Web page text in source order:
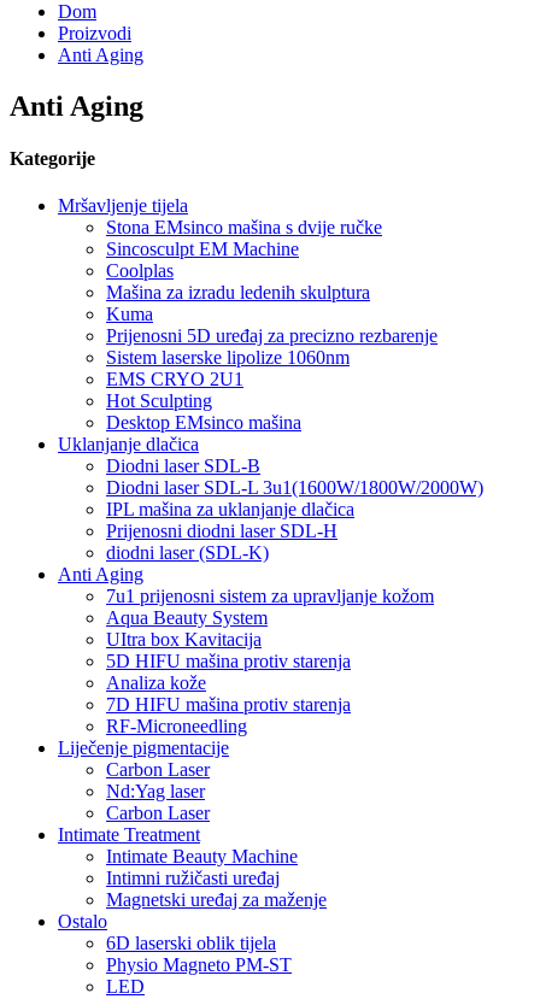
Dom
Proizvodi
Anti Aging
Anti Aging
Kategorije
Mršavljenje tijela
Stona EMsinco mašina s dvije ručke
Sincosculpt EM Machine
Coolplas
Mašina za izradu ledenih skulptura
Kuma
Prijenosni 5D uređaj za precizno rezbarenje
Sistem laserske lipolize 1060nm
EMS CRYO 2U1
Hot Sculpting
Desktop EMsinco mašina
Uklanjanje dlačica
Diodni laser SDL-B
Diodni laser SDL-L 3u1(1600W/1800W/2000W)
IPL mašina za uklanjanje dlačica
Prijenosni diodni laser SDL-H
diodni laser (SDL-K)
Anti Aging
7u1 prijenosni sistem za upravljanje kožom
Aqua Beauty System
UItra box Kavitacija
5D HIFU mašina protiv starenja
Analiza kože
7D HIFU mašina protiv starenja
RF-Microneedling
Liječenje pigmentacije
Carbon Laser
Nd:Yag laser
Carbon Laser
Intimate Treatment
Intimate Beauty Machine
Intimni ružičasti uređaj
Magnetski uređaj za maženje
Ostalo
6D laserski oblik tijela
Physio Magneto PM-ST
LED